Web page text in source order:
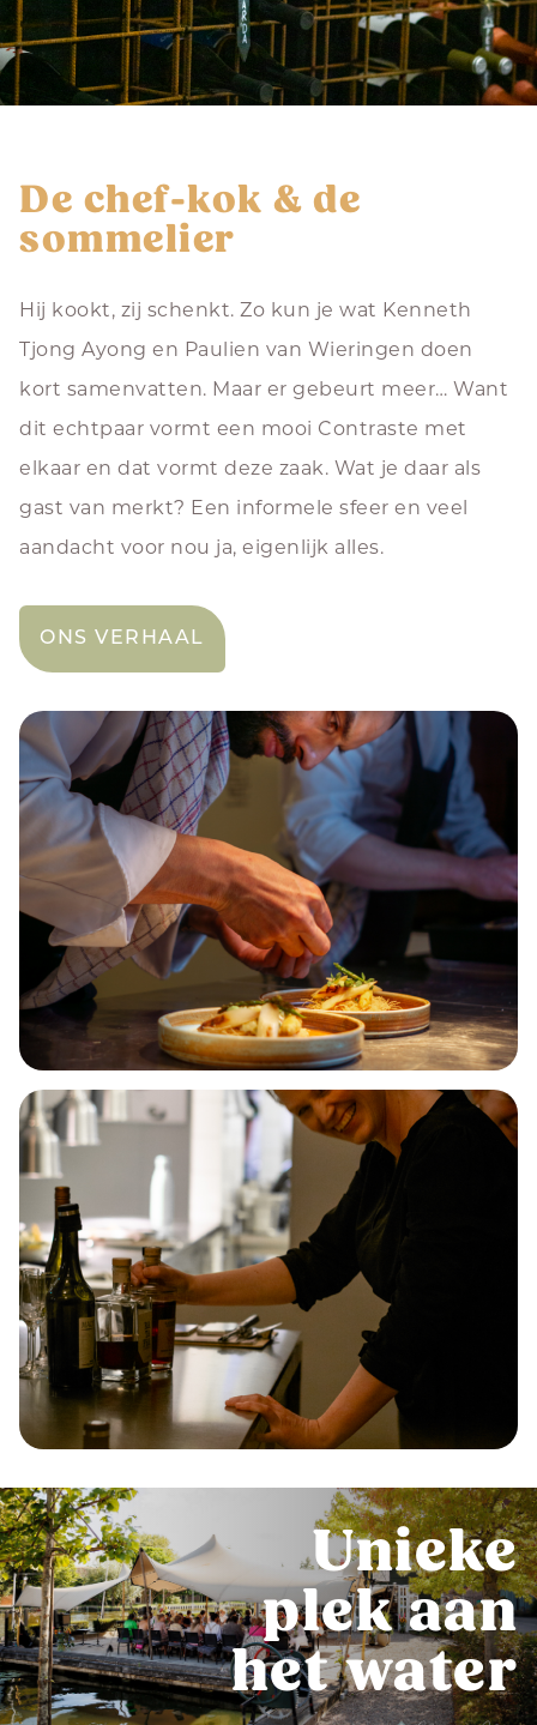
De chef-kok & de
sommelier
Hij kookt, zij schenkt. Zo kun je wat Kenneth
Tjong Ayong en Paulien van Wieringen doen
kort samenvatten. Maar er gebeurt meer… Want
dit echtpaar vormt een mooi Contraste met
elkaar en dat vormt deze zaak. Wat je daar als
gast van merkt? Een informele sfeer en veel
aandacht voor nou ja, eigenlijk alles.
ONS VERHAAL
Unieke
plek aan
het water